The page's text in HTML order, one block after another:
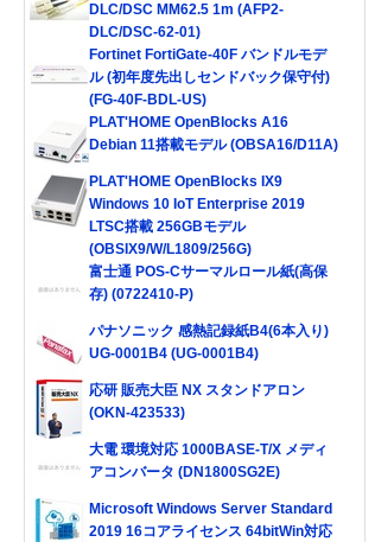
DLC/DSC MM62.5 1m (AFP2-
DLC/DSC-62-01)
Fortinet FortiGate-40F バンドルモデ
ル (初年度先出しセンドバック保守付)
(FG-40F-BDL-US)
PLAT'HOME OpenBlocks A16
Debian 11搭載モデル (OBSA16/D11A)
PLAT'HOME OpenBlocks IX9
Windows 10 IoT Enterprise 2019
LTSC搭載 256GBモデル
(OBSIX9/W/L1809/256G)
富士通 POS-Cサーマルロール紙(高保
存) (0722410-P)
パナソニック 感熱記録紙B4(6本入り)
UG-0001B4 (UG-0001B4)
応研 販売大臣 NX スタンドアロン
(OKN-423533)
大電 環境対応 1000BASE-T/X メディ
アコンバータ (DN1800SG2E)
Microsoft Windows Server Standard
2019 16コアライセンス 64bitWin対応